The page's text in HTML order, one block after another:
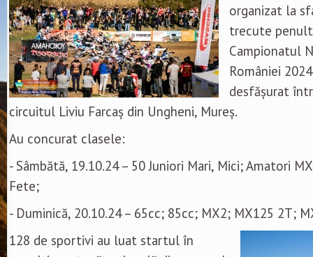
organizat la
trecute
Campionatul
României
desfășurat
circuitul Liviu Farcaș din Ungheni, Mureș.
Au concurat clasele:
- Sâmbătă, 19.10.24 – 50 Juniori Mari, Mici; Amatori
Fete;
- Duminică, 20.10.24 – 65cc; 85cc; MX2; MX125 2T;
128 de sportivi au luat startul în